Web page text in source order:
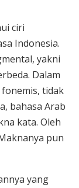
ciri
Indonesia.
yakni
Dalam
tidak
bahasa Arab
kata. Oleh
pun
yang